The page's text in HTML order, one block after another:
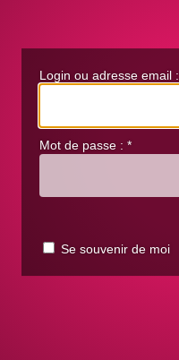
Login ou adresse email :
Mot de passe : *
Se souvenir de moi